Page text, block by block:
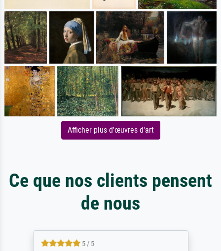
Afficher plus d'œuvres d'art
Ce que nos clients pensent
de nous
5 / 5